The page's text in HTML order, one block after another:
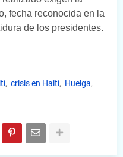
fecha reconocida en la
de los presidentes.
crisis en Haití
Huelga